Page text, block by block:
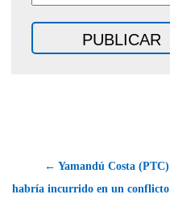
← Yamandú Costa (PTC)
habría incurrido en un conflicto